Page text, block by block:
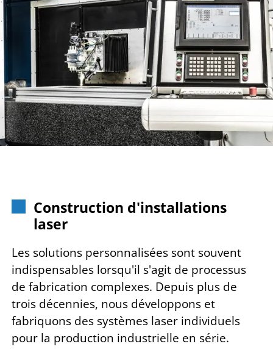
Construction d'installations
laser
Les solutions personnalisées sont souvent
indispensables lorsqu'il s'agit de processus
de fabrication complexes. Depuis plus de
trois décennies, nous développons et
fabriquons des systèmes laser individuels
pour la production industrielle en série.